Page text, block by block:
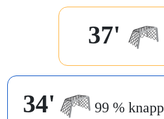
37'
34'
99 % knapp